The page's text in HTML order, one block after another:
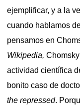
ejemplificar, y a la
cuando hablamos
pensamos en
Wikipedia,
actividad científica
bonito caso de
the repressed.